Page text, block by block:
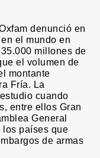
denunció en
el mundo en
millones de
el volumen de
montante
Fría. La
cuando
entre ellos Gran
General
los países que
de armas